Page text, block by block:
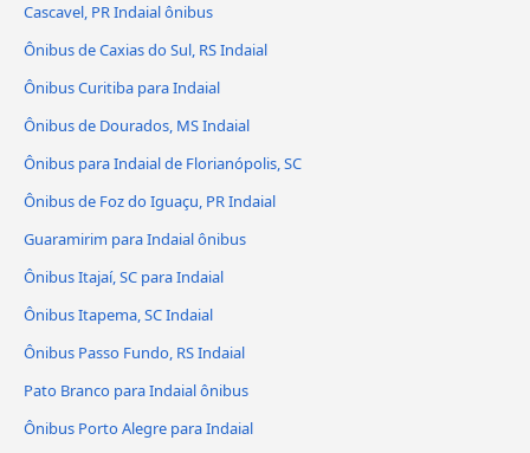
Cascavel, PR Indaial ônibus
Ônibus de Caxias do Sul, RS Indaial
Ônibus Curitiba para Indaial
Ônibus de Dourados, MS Indaial
Ônibus para Indaial de Florianópolis, SC
Ônibus de Foz do Iguaçu, PR Indaial
Guaramirim para Indaial ônibus
Ônibus Itajaí, SC para Indaial
Ônibus Itapema, SC Indaial
Ônibus Passo Fundo, RS Indaial
Pato Branco para Indaial ônibus
Ônibus Porto Alegre para Indaial